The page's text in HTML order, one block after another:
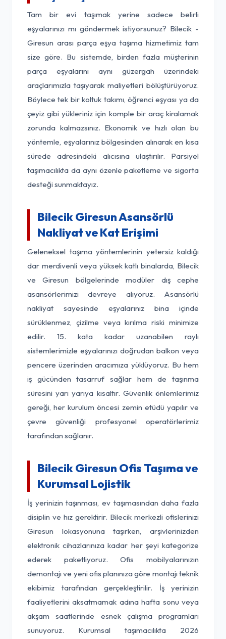
Tam bir evi taşımak yerine sadece belirli
eşyalarınızı mı göndermek istiyorsunuz? Bilecik -
Giresun arası parça eşya taşıma hizmetimiz tam
size göre. Bu sistemde, birden fazla müşterinin
parça eşyalarını aynı güzergah üzerindeki
araçlarımızla taşıyarak maliyetleri bölüştürüyoruz.
Böylece tek bir koltuk takımı, öğrenci eşyası ya da
çeyiz gibi yükleriniz için komple bir araç kiralamak
zorunda kalmazsınız. Ekonomik ve hızlı olan bu
yöntemle, eşyalarınız bölgesinden alınarak en kısa
sürede adresindeki alıcısına ulaştırılır. Parsiyel
taşımacılıkta da aynı özenle paketleme ve sigorta
desteği sunmaktayız.
Bilecik Giresun Asansörlü
Nakliyat ve Kat Erişimi
Geleneksel taşıma yöntemlerinin yetersiz kaldığı
dar merdivenli veya yüksek katlı binalarda, Bilecik
ve Giresun bölgelerinde modüler dış cephe
asansörlerimizi devreye alıyoruz. Asansörlü
nakliyat sayesinde eşyalarınız bina içinde
sürüklenmez, çizilme veya kırılma riski minimize
edilir. 15. kata kadar uzanabilen raylı
sistemlerimizle eşyalarınızı doğrudan balkon veya
pencere üzerinden aracımıza yüklüyoruz. Bu hem
iş gücünden tasarruf sağlar hem de taşınma
süresini yarı yarıya kısaltır. Güvenlik önlemlerimiz
gereği, her kurulum öncesi zemin etüdü yapılır ve
çevre güvenliği profesyonel operatörlerimiz
tarafından sağlanır.
Bilecik Giresun Ofis Taşıma ve
Kurumsal Lojistik
İş yerinizin taşınması, ev taşımasından daha fazla
disiplin ve hız gerektirir. Bilecik merkezli ofislerinizi
Giresun lokasyonuna taşırken, arşivlerinizden
elektronik cihazlarınıza kadar her şeyi kategorize
ederek paketliyoruz. Ofis mobilyalarınızın
demontajı ve yeni ofis planınıza göre montajı teknik
ekibimiz tarafından gerçekleştirilir. İş yerinizin
faaliyetlerini aksatmamak adına hafta sonu veya
akşam saatlerinde esnek çalışma programları
sunuyoruz. Kurumsal taşımacılıkta 2026